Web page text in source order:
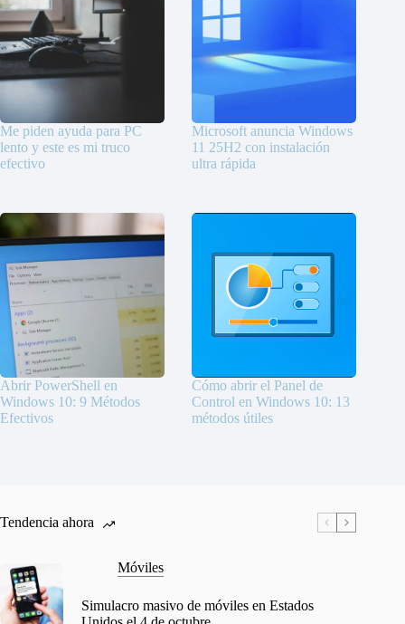
Me piden ayuda para PC
lento y este es mi truco
efectivo
Microsoft anuncia Windows
11 25H2 con instalación
ultra rápida
Abrir PowerShell en
Windows 10: 9 Métodos
Efectivos
Cómo abrir el Panel de
Control en Windows 10: 13
métodos útiles
Tendencia ahora
Móviles
Simulacro masivo de móviles en Estados